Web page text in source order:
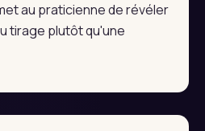
au praticienne de révéler
tirage plutôt qu'une